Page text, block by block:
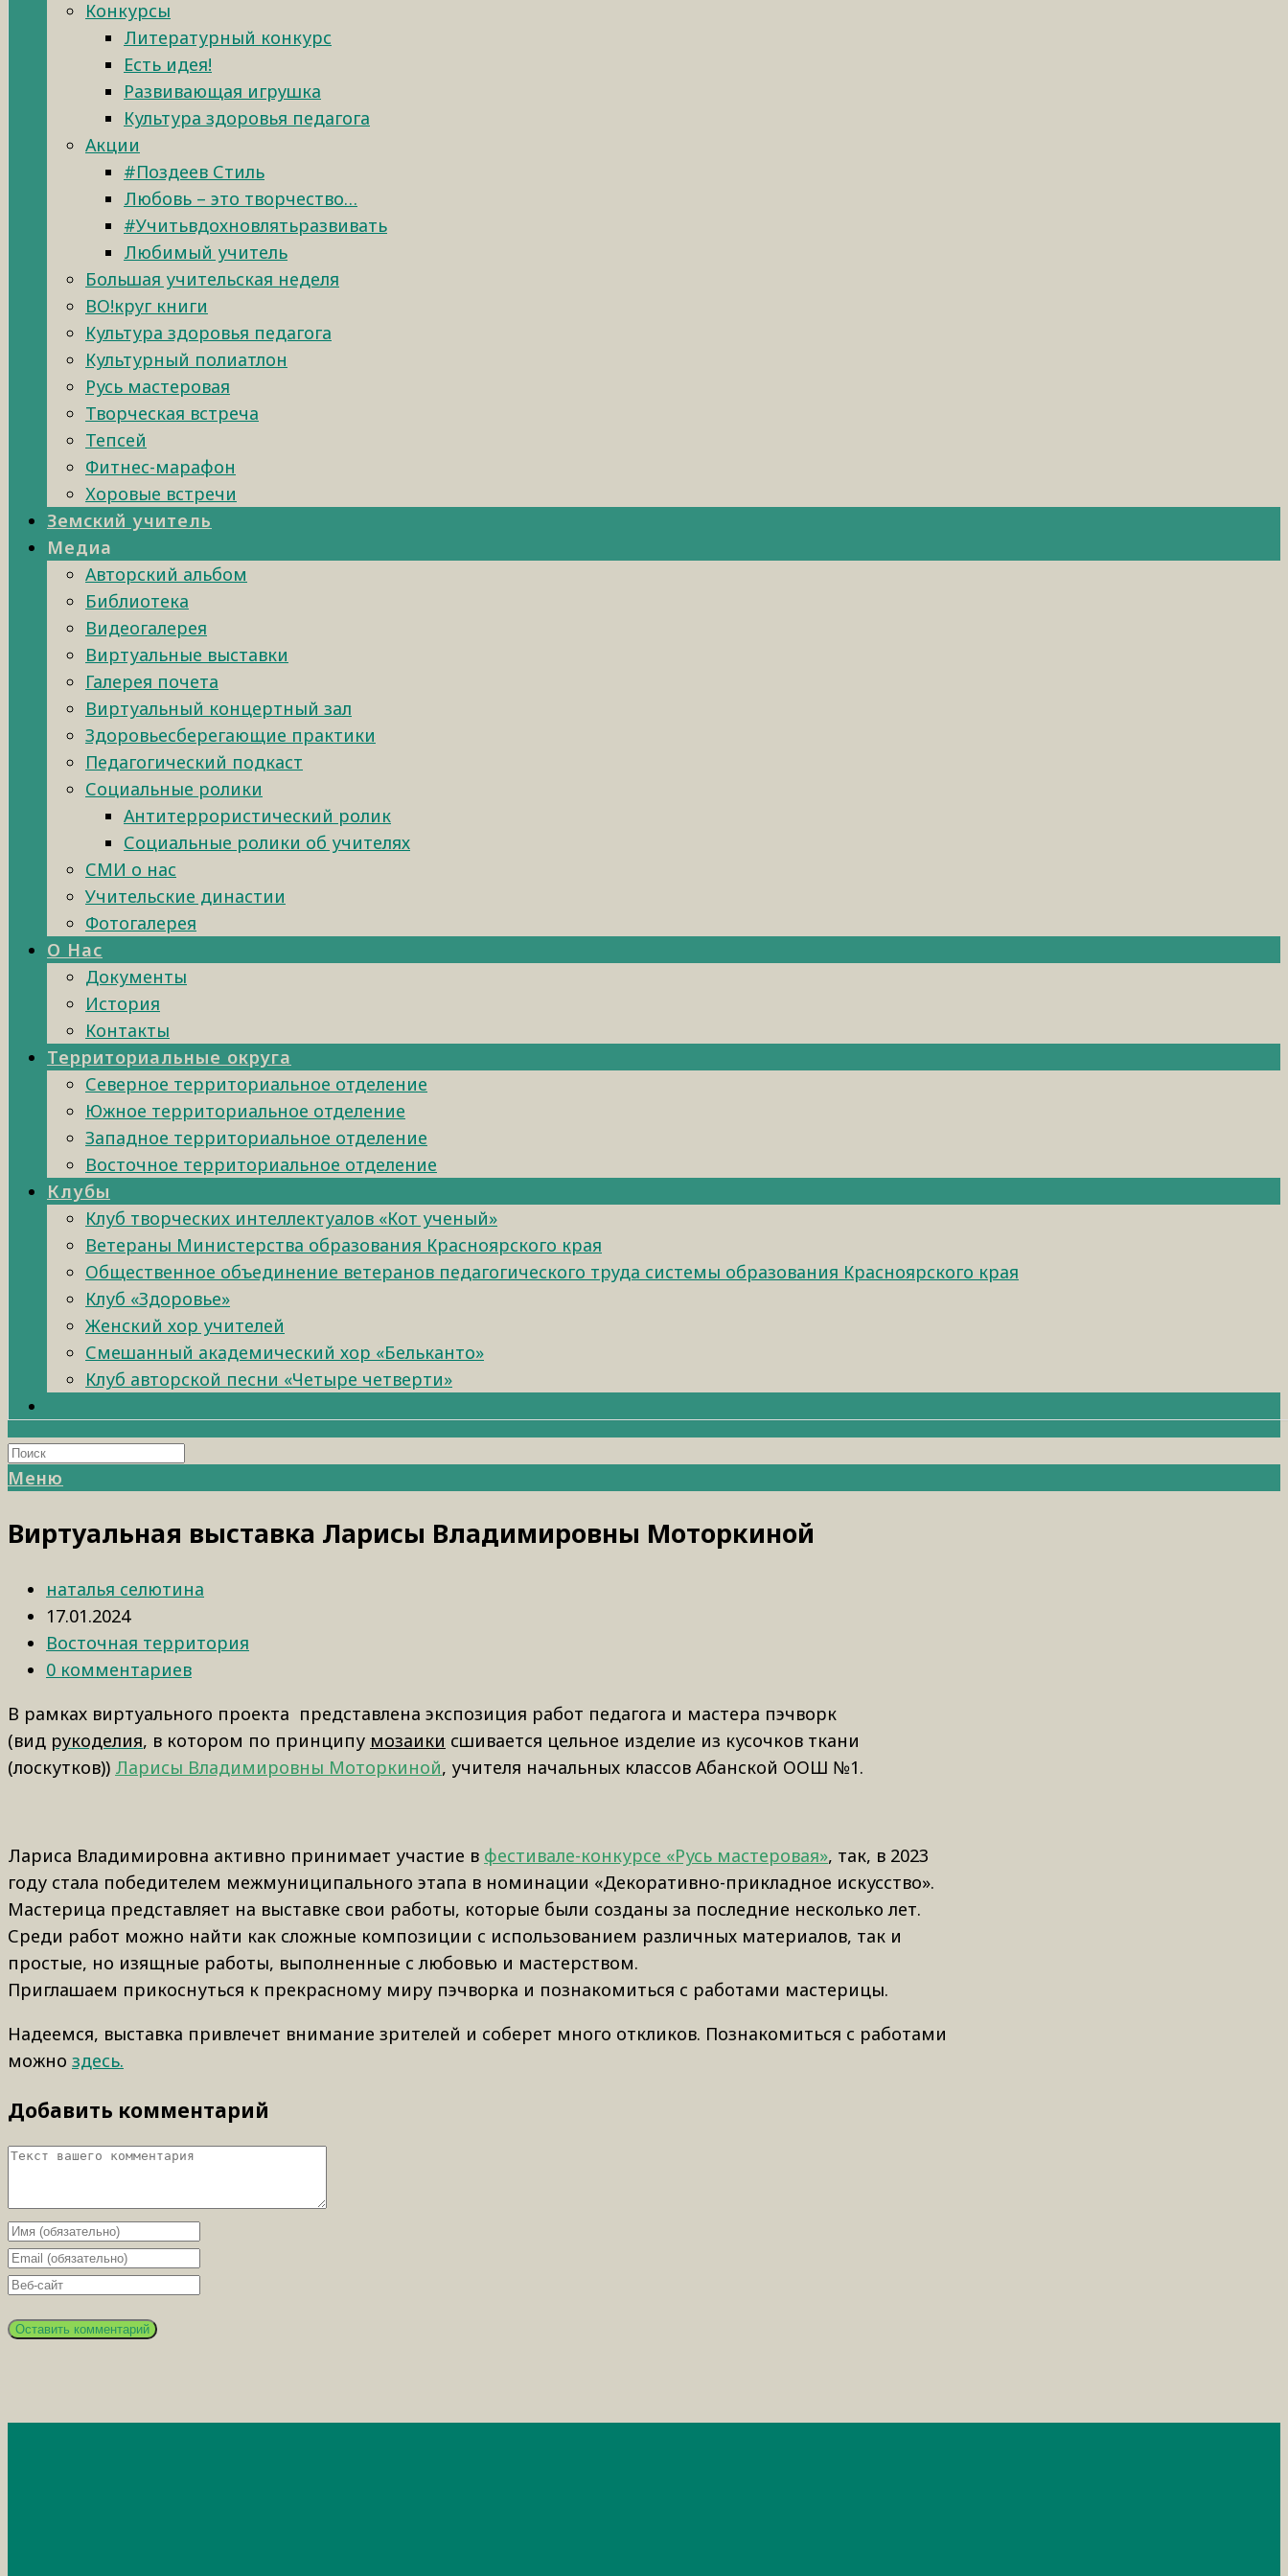
Конкурсы
Литературный конкурс
Есть идея!
Развивающая игрушка
Культура здоровья педагога
Акции
#Поздеев Стиль
Любовь – это творчество…
#Учитьвдохновлятьразвивать
Любимый учитель
Большая учительская неделя
ВО!круг книги
Культура здоровья педагога
Культурный полиатлон
Русь мастеровая
Творческая встреча
Тепсей
Фитнес-марафон
Хоровые встречи
Земский учитель
Медиа
Авторский альбом
Библиотека
Видеогалерея
Виртуальные выставки
Галерея почета
Виртуальный концертный зал
Здоровьесберегающие практики
Педагогический подкаст
Социальные ролики
Антитеррористический ролик
Социальные ролики об учителях
СМИ о нас
Учительские династии
Фотогалерея
О Нас
Документы
История
Контакты
Территориальные округа
Северное территориальное отделение
Южное территориальное отделение
Западное территориальное отделение
Восточное территориальное отделение
Клубы
Клуб творческих интеллектуалов «Кот ученый»
Ветераны Министерства образования Красноярского края
Общественное объединение ветеранов педагогического труда системы образования Красноярского края
Клуб «Здоровье»
Женский хор учителей
Смешанный академический хор «Бельканто»
Клуб авторской песни «Четыре четверти»
Меню
Виртуальная выставка Ларисы Владимировны Моторкиной
наталья селютина
17.01.2024
Восточная территория
0 комментариев
В рамках виртуального проекта представлена экспозиция работ педагога и мастера пэчворк
(вид рукоделия, в котором по принципу мозаики сшивается цельное изделие из кусочков ткани
(лоскутков)) Ларисы Владимировны Моторкиной, учителя начальных классов Абанской ООШ №1.
Лариса Владимировна активно принимает участие в фестивале-конкурсе «Русь мастеровая», так, в 2023
году стала победителем межмуниципального этапа в номинации «Декоративно-прикладное искусство».
Мастерица представляет на выставке свои работы, которые были созданы за последние несколько лет.
Среди работ можно найти как сложные композиции с использованием различных материалов, так и
простые, но изящные работы, выполненные с любовью и мастерством.
Приглашаем прикоснуться к прекрасному миру пэчворка и познакомиться с работами мастерицы.
Надеемся, выставка привлечет внимание зрителей и соберет много откликов. Познакомиться с работами
можно здесь.
Добавить комментарий